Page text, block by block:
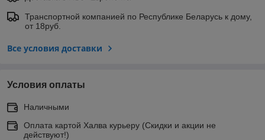
Транспортной компанией по Республике Беларусь к дому,
от 18руб.
Все условия доставки
Условия оплаты
Наличными
Оплата картой Халва курьеру (Скидки и акции не
действуют!)